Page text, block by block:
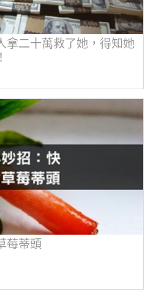
拿二十萬救了她，得知她
莓蒂頭